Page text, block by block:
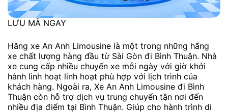
LƯU MÃ NGAY
Hãng xe An Anh Limousine là một trong những hãng
xe chất lượng hàng đầu từ Sài Gòn đi Bình Thuận. Nhà
xe cung cấp nhiều chuyến xe mỗi ngày với giờ khởi
hành linh hoạt linh hoạt phù hợp với lịch trình của
khách hàng. Ngoài ra, Xe An Anh Limousine đi Bình
Thuận còn hỗ trợ dịch vụ trung chuyển tận nơi đến
nhiều địa điểm tại Bình Thuận. Giúp cho hành trình di